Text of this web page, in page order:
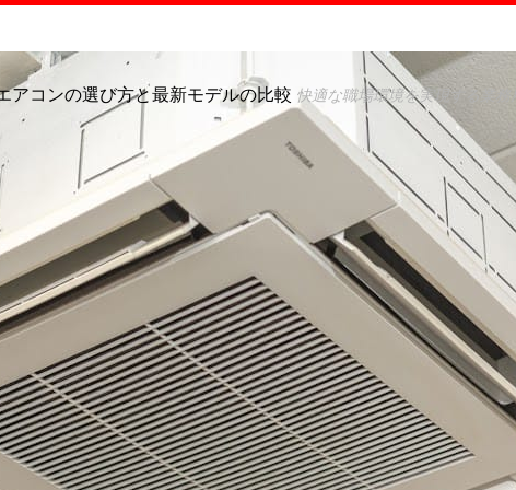
アコンの選び方と最新モデルの比較 快適な職場環境を実現する業